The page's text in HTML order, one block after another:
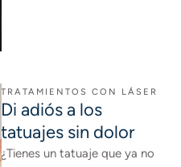
TRATAMIENTOS CON LÁSER
Di adiós a los
tatuajes sin dolor
¿Tienes un tatuaje que ya no